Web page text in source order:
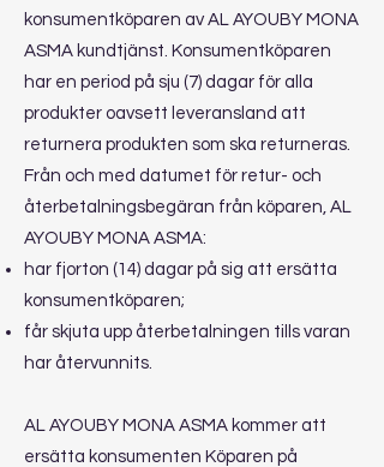
konsumentköparen av AL AYOUBY MONA
ASMA kundtjänst. Konsumentköparen
har en period på sju (7) dagar för alla
produkter oavsett leveransland att
returnera produkten som ska returneras.
Från och med datumet för retur- och
återbetalningsbegäran från köparen, AL
AYOUBY MONA ASMA:
har fjorton (14) dagar på sig att ersätta
konsumentköparen;
får skjuta upp återbetalningen tills varan
har återvunnits.
AL AYOUBY MONA ASMA kommer att
ersätta konsumenten Köparen på